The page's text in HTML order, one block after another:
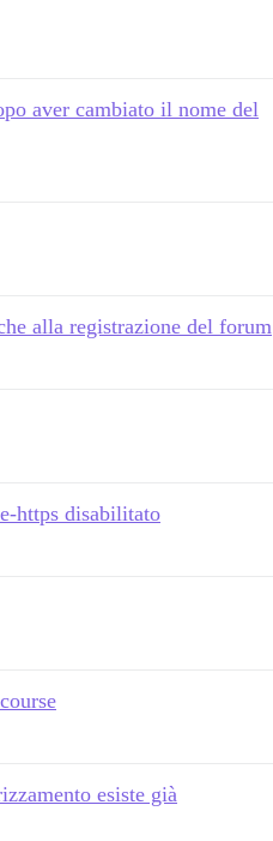
aver cambiato il nome del
alla registrazione del forum
https disabilitato
esiste già